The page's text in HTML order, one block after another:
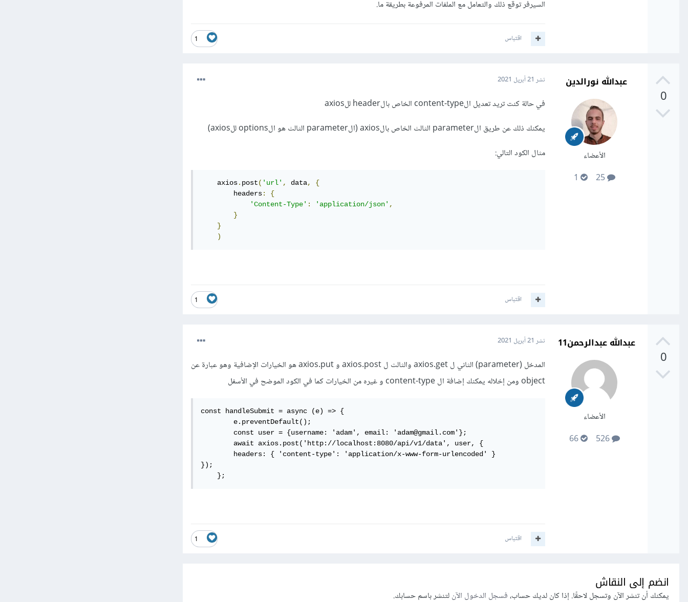
السيرفر توقع ذلك والتعامل مع الملفات المرفوعة بطريقة ما.
1 اقتباس
0
عبدالله نورالدين
الأعضاء
25
نشر 21 أبريل 2021
في حالة كنت تريد تعديل الcontent-type الخاص بالheader للaxios
يمكنك ذلك عن طريق الparameter الثالث الخاص بالaxios (الparameter الثالث هو الoptions للaxios)
مثال الكود التالي:
    axios
. post( 'url' , data,
{
        headers
:
{
'Content-Type' : 'application/json' ,
}
}
)
1 اقتباس
0
عبدالله عبدالرحمن11
الأعضاء
526
66
نشر 21 أبريل 2021
المدخل (parameter) الثاني ل axios.get والثالث ل axios.post و axios.put هو الخيارات الإضافية وهو عبارة عن
object ومن إخلاله يمكنك إضافة ال content-type و غيره من الخيارات كما في الكود الموضح في الأسفل
const handleSubmit = async (e) => {
        e.preventDefault();
        const user = {username: 'adam', email: 'adam@gmail.com'};
        await axios.post('http://localhost:8080/api/v1/data', user, {
});
    };
1 اقتباس
انضم إلى النقاش
يمكنك أن تنشر الآن وتسجل لاحقًا. إذا كان لديك حساب،فسجل الدخول الآنلتنشر باسم حسابك.